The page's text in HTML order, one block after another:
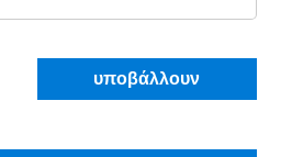
υποβάλλουν